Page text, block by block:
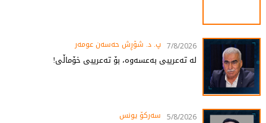
7/8/2026 پ. د. شۆڕش حەسەن عومەر
لە تەعریبی بەعسەوە، بۆ تەعریبی خۆماڵی!
5/8/2026 سەرکۆ یونس